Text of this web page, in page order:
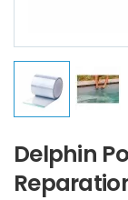
Delphin